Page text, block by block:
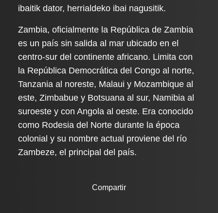
ibaitik dator, herrialdeko ibai nagusitik.
Zambia, oficialmente la República de Zambia
es un país sin salida al mar ubicado en el
centro-sur del continente africano. Limita con
la República Democrática del Congo al norte,
Tanzania al noreste, Malaui y Mozambique al
este, Zimbabue y Botsuana al sur, Namibia al
suroeste y con Angola al oeste. Era conocido
como Rodesia del Norte durante la época
colonial y su nombre actual proviene del río
Zambeze, el principal del país.
Compartir